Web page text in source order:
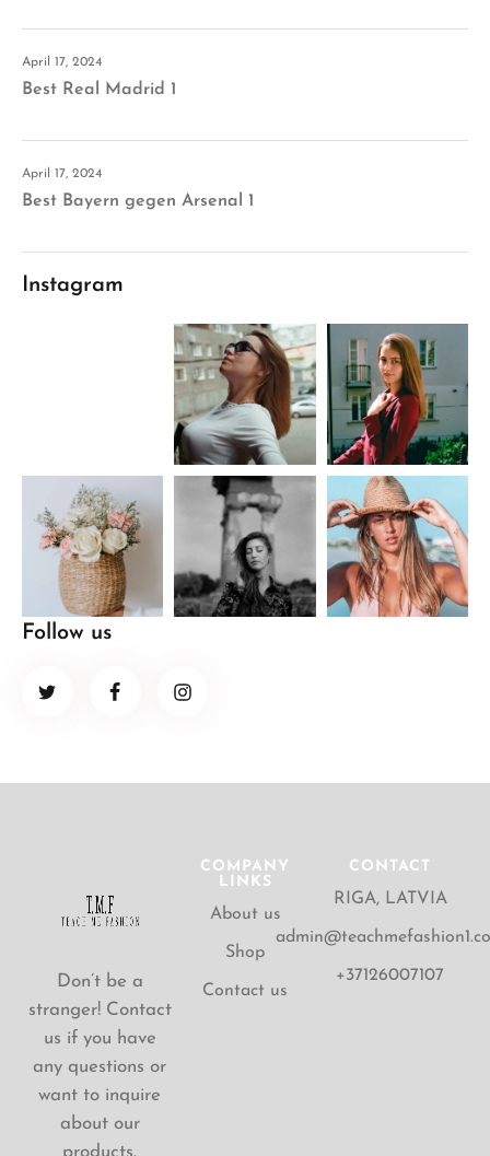
April 17, 2024
Best Real Madrid 1
April 17, 2024
Best Bayern gegen Arsenal 1
Instagram
Follow us
Don’t be a
stranger! Contact
us if you have
any questions or
want to inquire
about our
COMPANY
LINKS
About us
Shop
Contact us
CONTACT
RIGA, LATVIA
+37126007107